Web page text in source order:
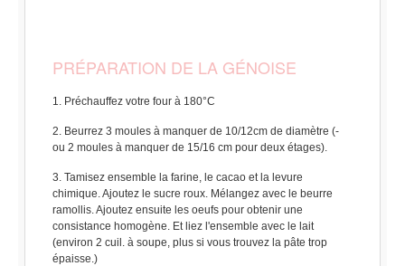
PRÉPARATION DE LA GÉNOISE
Préchauffez votre four à 180°C
Beurrez 3 moules à manquer de 10/12cm de diamètre (-
ou 2 moules à manquer de 15/16 cm pour deux étages).
Tamisez ensemble la farine, le cacao et la levure
chimique. Ajoutez le sucre roux. Mélangez avec le beurre
ramollis. Ajoutez ensuite les oeufs pour obtenir une
consistance homogène. Et liez l'ensemble avec le lait
(environ 2 cuil. à soupe, plus si vous trouvez la pâte trop
épaisse.)